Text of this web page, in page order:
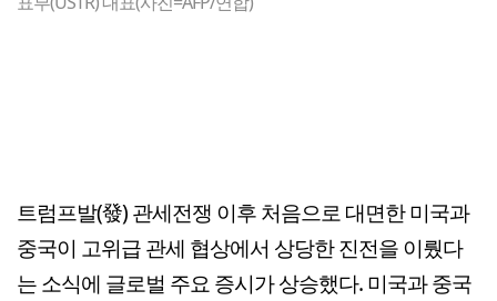
트럼프발(發) 관세전쟁 이후 처음으로 대면한 미국과
중국이 고위급 관세 협상에서 상당한 진전을 이뤘다
는 소식에 글로벌 주요 증시가 상승했다. 미국과 중국